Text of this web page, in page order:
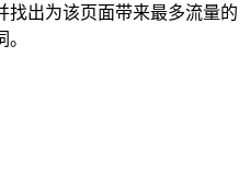
找出为该页面带来最多流量的
。